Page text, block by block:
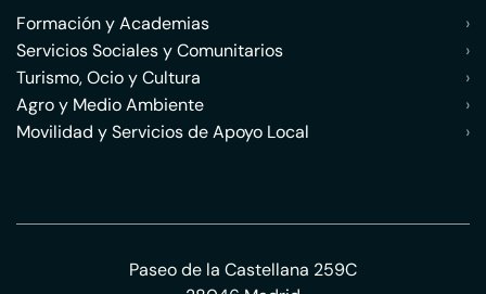
Formación y Academias
›
Servicios Sociales y Comunitarios
›
Turismo, Ocio y Cultura
›
Agro y Medio Ambiente
›
Movilidad y Servicios de Apoyo Local
›
Paseo de la Castellana 259C